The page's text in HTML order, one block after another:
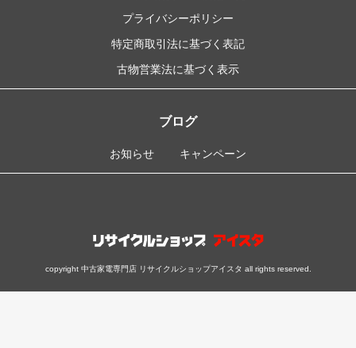
プライバシーポリシー
特定商取引法に基づく表記
古物営業法に基づく表示
ブログ
お知らせ キャンペーン
copyright 中古家電専門店 リサイクルショップアイスタ all rights reserved.